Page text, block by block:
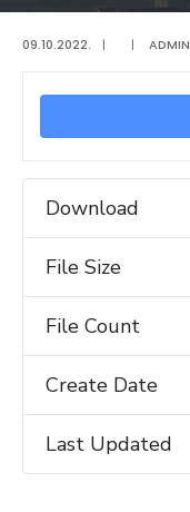
09.10.2022. | | ADMIN
Download
File Size
File Count
Create Date
Last Updated